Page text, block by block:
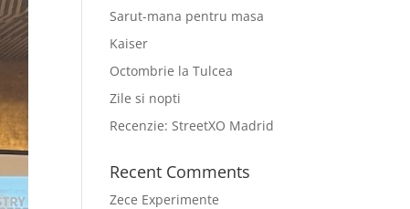
Sarut-mana pentru masa
Kaiser
Octombrie la Tulcea
Zile si nopti
Recenzie: StreetXO Madrid
Recent Comments
Zece Experimente